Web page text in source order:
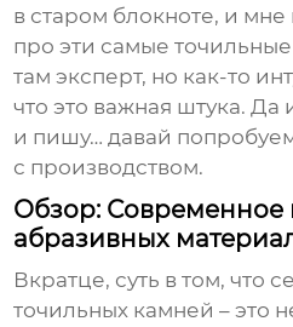
в старом блокноте, и мне
про эти самые
там эксперт, но как-то
что это важная штука.
и пишу… давай
с производством.
Обзор: Современное
абразивных
Вкратце, суть в том, что
точильных камней – это